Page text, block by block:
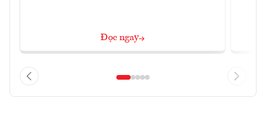
Đọc ngay